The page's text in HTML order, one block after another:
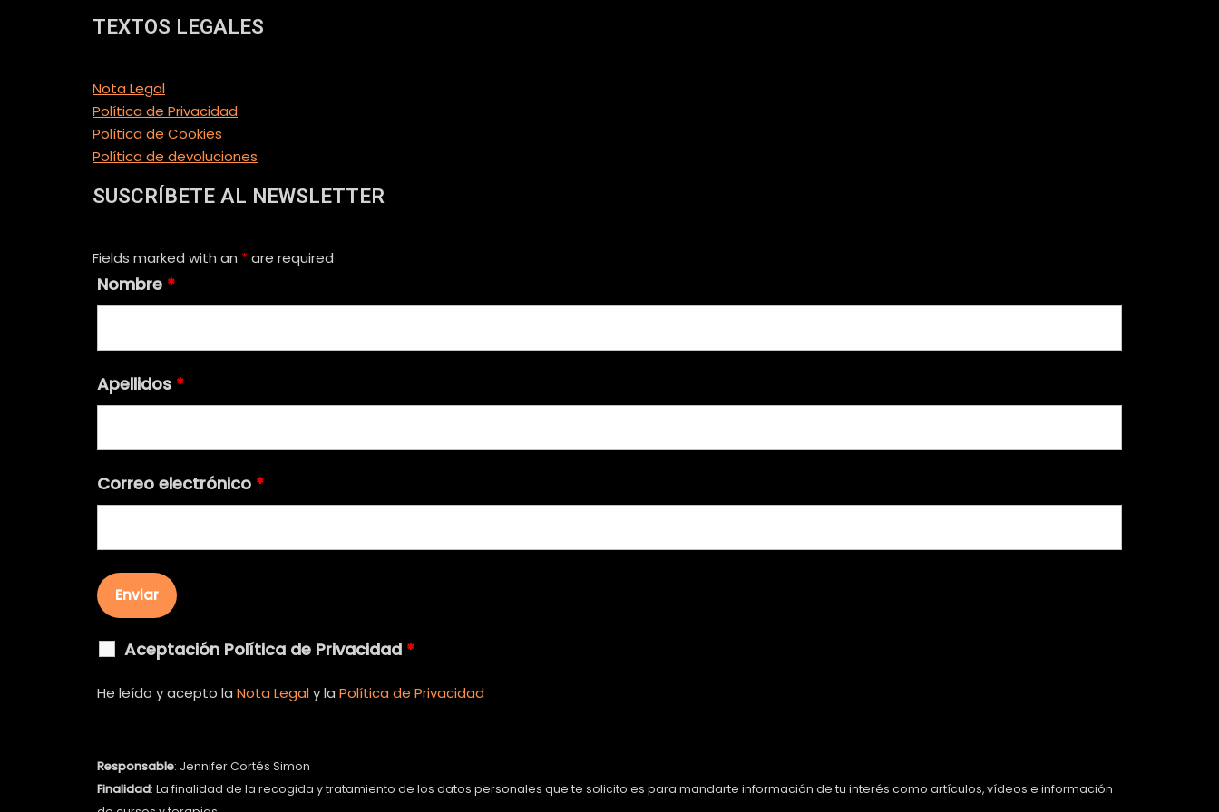
TEXTOS LEGALES
Nota Legal
Política de Privacidad
Política de Cookies
Política de devoluciones
SUSCRÍBETE AL NEWSLETTER
Fields marked with an *are required
Nombre *
Apellidos *
Correo electrónico *
Aceptación Política de Privacidad *
He leído y acepto la Nota Legaly la Política de Privacidad
Responsable: Jennifer Cortés Simon
Finalidad: La finalidad de la recogida y tratamiento de los datos personales que te solicito es para mandarte información de tu interés como artículos, vídeos e información